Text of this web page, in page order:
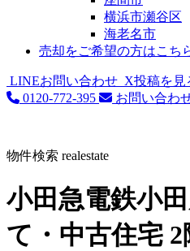
横浜市瀬谷区
海老名市
売却をご希望の方はこち
LINEお問い合わせ X投稿を見
0120-772-395
お問い合わ
物件検索 realestate
小田急電鉄小
て・中古住宅